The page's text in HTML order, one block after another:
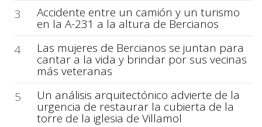
3
Accidente entre un camión y un turismo
en la A-231 a la altura de Bercianos
4
Las mujeres de Bercianos se juntan para
cantar a la vida y brindar por sus vecinas
más veteranas
5
Un análisis arquitectónico advierte de la
urgencia de restaurar la cubierta de la
torre de la iglesia de Villamol